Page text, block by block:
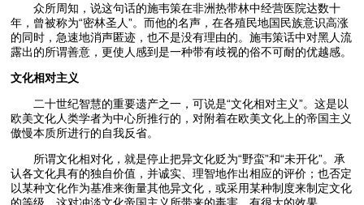
众所周知，说这句话的施韦策在非洲热带林中经营医院达数十
年，曾被称为“密林圣人”。而他的名声，在各殖民地国民族意识高涨
的同时，急速地消声匿迹，也不是没有理由的。施韦策话中对黑人流
露出的所谓善意，更使人感到是一种带有歧视的俗不可耐的优越感。
文化相对主义
二十世纪智慧的重要遗产之一，可说是“文化相对主义”。这是以
欧美文化人类学者为中心所推行的，对附着在欧美文化上的帝国主义
傲慢本质所进行的自我反省。
所谓文化相对化，就是停止把异文化贬为“野蛮”和“未开化”。承
认各文化具有的独自价值，并诚实、理智地作出相应的评价；也否定
以某种文化作为基准来衡量其他异文化，或采用某种制度来制定文化
的等级。这对冲淡文化帝国主义所带来的毒害，有很大的效果。